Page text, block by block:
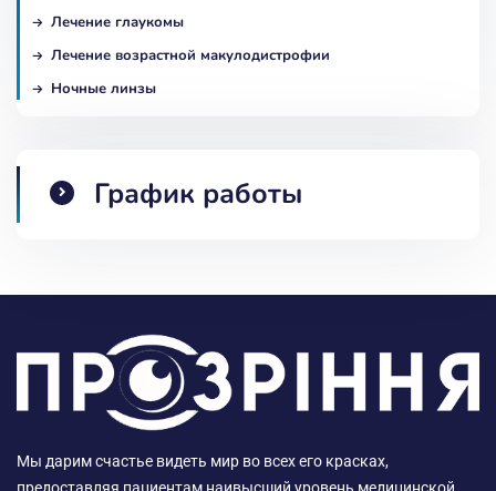
Лечение глаукомы
Лечение возрастной макулодистрофии
Ночные линзы
График работы
Мы дарим счастье видеть мир во всех его красках,